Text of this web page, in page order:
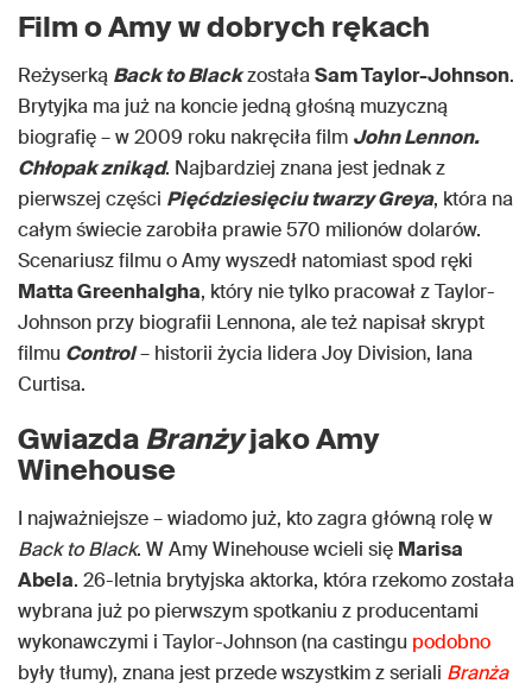
Film o Amy w dobrych rękach
Reżyserką Back to BlackzostałaSam Taylor-Johnson.
Brytyjka ma już na koncie jedną głośną muzyczną
biografię – w 2009 roku nakręciła film John Lennon.
Chłopak znikąd. Najbardziej znana jest jednak z
pierwszej części Pięćdziesięciu twarzy Greya, która na
całym świecie zarobiła prawie 570 milionów dolarów.
Scenariusz filmu o Amy wyszedł natomiast spod ręki
Matta Greenhalgha, który nie tylko pracował z Taylor-
Johnson przy biografii Lennona, ale też napisał skrypt
filmu Control– historii życia lidera Joy Division, Iana
Curtisa.
GwiazdaBranżyjako Amy
Winehouse
I najważniejsze – wiadomo już, kto zagra główną rolę w
Back to Black. W Amy Winehouse wcieli się Marisa
Abela. 26-letnia brytyjska aktorka, która rzekomo została
wybrana już po pierwszym spotkaniu z producentami
wykonawczymi i Taylor-Johnson (na castingu podobno
były tłumy), znana jest przede wszystkim z seriali Branża